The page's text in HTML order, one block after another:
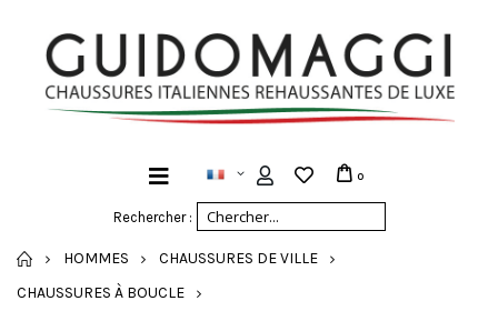
Rechercher :
0
ACCUEIL
HOMMES
CHAUSSURES DE VILLE
CHAUSSURES À BOUCLE